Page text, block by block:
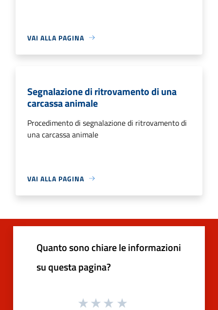
VAI ALLA PAGINA
Segnalazione di ritrovamento di una
carcassa animale
Procedimento di segnalazione di ritrovamento di
una carcassa animale
VAI ALLA PAGINA
Quanto sono chiare le informazioni
su questa pagina?